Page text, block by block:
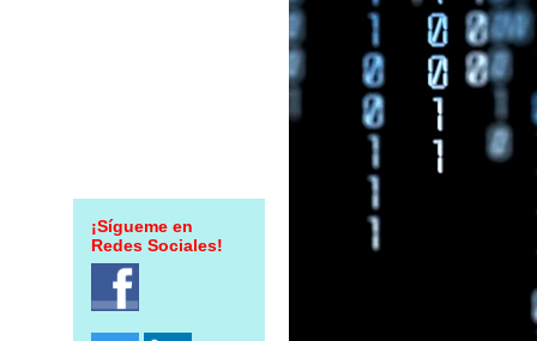
¡Sígueme en
Redes Sociales!